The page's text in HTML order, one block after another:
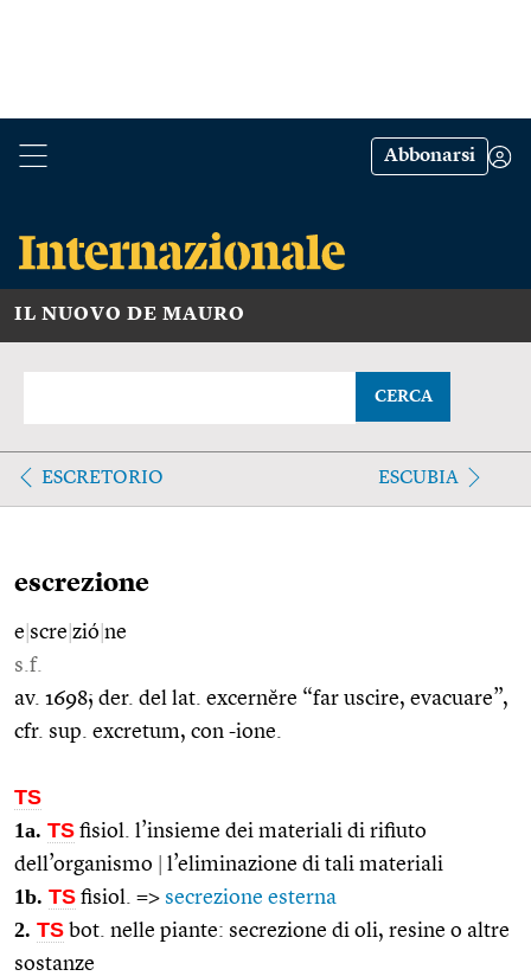
Abbonarsi
IL NUOVO DE MAURO
CERCA
ESCRETORIO ESCUBIA
escrezione
e scre zió ne
s.f.
av. 1698; der. del lat. excernĕre “far uscire, evacuare”,
cfr. sup. excretum, con -ione.
TS
1a. TS fisiol. l’insieme dei materiali di rifiuto
dell’organismo
l’eliminazione di tali materiali
1b. TS fisiol. => secrezione esterna
2. TS bot. nelle piante: secrezione di oli, resine o altre
sostanze